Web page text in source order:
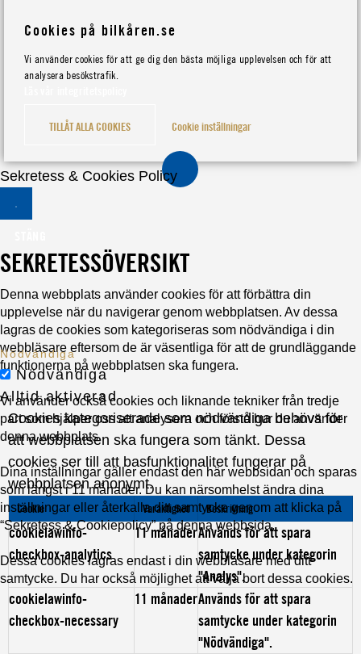
Cookies på bilkåren.se
Vi använder cookies för att ge dig den bästa möjliga upplevelsen och för att
analysera besökstrafik.
TILLÅT ALLA COOKIES Cookie inställningar
Sekretess & Cookies Policy
SEKRETESSÖVERSIKT
Denna webbplats använder cookies för att förbättra din
upplevelse när du navigerar genom webbplatsen. Av dessa
lagras de cookies som kategoriseras som nödvändiga i din
webbläsare eftersom de är väsentliga för att de grundläggande
funktionerna på webbplatsen ska fungera.
Vi använder också cookies och liknande tekniker från tredje
part som hjälper oss att analysera och förstå hur du använder
denna webbplats.
Dina inställningar gäller endast den här webbsidan och sparas
som längst i 11 månader. Du kan närsomhelst ändra dina
inställningar eller återkalla ditt samtycke genom att klicka på
“Sekretess & Cookiepolicy” på denna webbsida.
Dessa cookies lagras endast i din webbläsare med ditt
samtycke. Du har också möjlighet att välja bort dessa cookies.
Nödvändiga
Nödvändiga
Alltid aktiverad
Cookies kategoriserade som nödvändiga behövs för
att webbplatsen ska fungera som tänkt. Dessa
cookies ser till att basfunktionalitet fungerar på
webbplatsen anonymt.
Cookie Varaktighet Beskrivning
cookielawinfo-
checkbox-analytics
11 månaderAnvänds för att spara
samtycke under kategorin
"Analys".
cookielawinfo-
checkbox-necessary
11 månaderAnvänds för att spara
samtycke under kategorin
"Nödvändiga".